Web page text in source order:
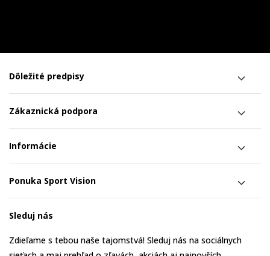
Dôležité predpisy
Zákaznická podpora
Informácie
Ponuka Sport Vision
Sleduj nás
Zdieľame s tebou naše tajomstvá! Sleduj nás na sociálnych